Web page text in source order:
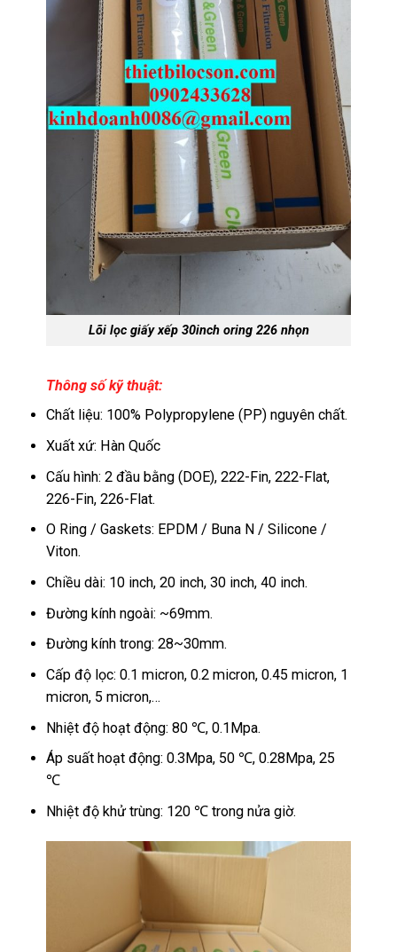
Lõi lọc giấy xếp 30inch oring 226 nhọn
Thông số kỹ thuật:
Chất liệu: 100% Polypropylene (PP) nguyên chất.
Xuất xứ: Hàn Quốc
Cấu hình: 2 đầu bằng (DOE), 222-Fin, 222-Flat,
226-Fin, 226-Flat.
O Ring / Gaskets: EPDM / Buna N / Silicone /
Viton.
Chiều dài: 10 inch, 20 inch, 30 inch, 40 inch.
Đường kính ngoài: ~69mm.
Đường kính trong:28~30mm.
Cấp độ lọc: 0.1 micron, 0.2 micron, 0.45 micron, 1
micron, 5 micron,…
Nhiệt độ hoạt động: 80 ℃, 0.1Mpa.
Áp suất hoạt động: 0.3Mpa, 50 ℃, 0.28Mpa, 25
℃
Nhiệt độ khử trùng: 120 ℃ trong nửa giờ.